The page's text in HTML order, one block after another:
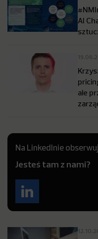
AI
ale
Na LinkedInie
Jesteś tam z nami?